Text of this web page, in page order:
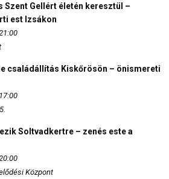
Szent Gellért életén keresztül –
est Izsákon
családállítás Kiskőrösön – önismereti
Soltvadkertre – zenés este a
Központ